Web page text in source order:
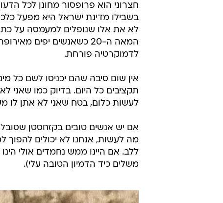
חצרוני הוא פרופסור מחונן לכל
בשבילו מדינת ישראל היא מפעל
לא את אלו שנופלים למעמסה על
המאה ה-20 כשאנשים יפים
לדמוקרטיה פורחת.
אין שום סיבה שהם יכניסו לשם כל
תקציבים כל היום. בדיוק כמו שאני
לעשות כלום, בטח שאני לא אתן לו
אם יש אנשים טובים בקזחסטן
מה לעשות, אנחנו לא יכולים להפוך
ללב. אם היינו ממש נחמדים אולי
משלים כיד הדמיון הטובה עלי).